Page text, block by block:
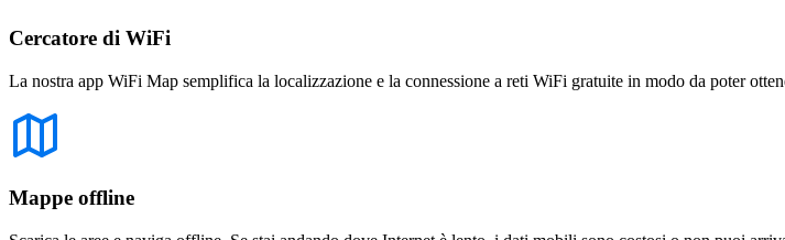
Cercatore di WiFi
La nostra app WiFi Map semplifica la localizzazione e la connessione a reti WiFi gratuite in modo da poter
Mappe offline